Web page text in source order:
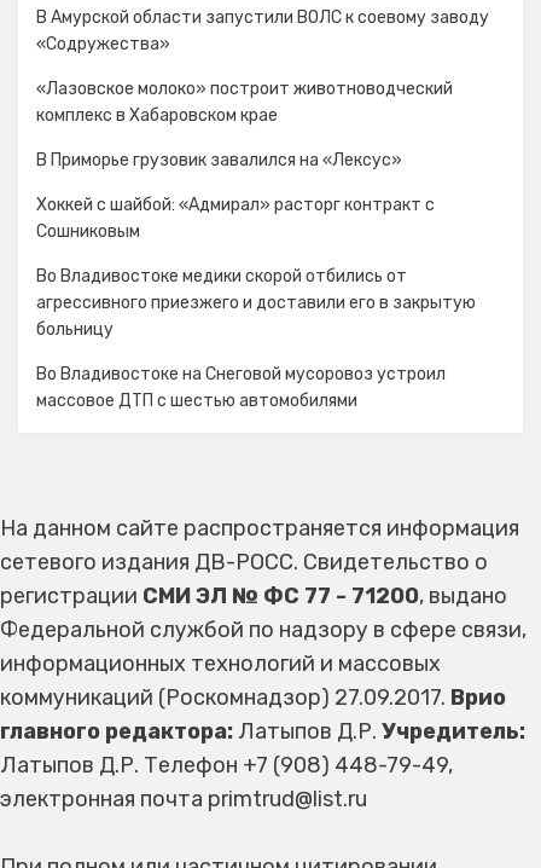
В Амурской области запустили ВОЛС к соевому заводу
«Содружества»
«Лазовское молоко» построит животноводческий
комплекс в Хабаровском крае
В Приморье грузовик завалился на «Лексус»
Хоккей с шайбой: «Адмирал» расторг контракт с
Сошниковым
Во Владивостоке медики скорой отбились от
агрессивного приезжего и доставили его в закрытую
больницу
Во Владивостоке на Снеговой мусоровоз устроил
массовое ДТП с шестью автомобилями
На данном сайте распространяется информация
сетевого издания ДВ-РОСС. Свидетельство о
регистрации СМИ ЭЛ № ФС 77 - 71200, выдано
Федеральной службой по надзору в сфере связи,
информационных технологий и массовых
коммуникаций (Роскомнадзор) 27.09.2017. Врио
главного редактора: Латыпов Д.Р. Учредитель:
Латыпов Д.Р. Телефон +7 (908) 448-79-49,
электронная почта primtrud@list.ru